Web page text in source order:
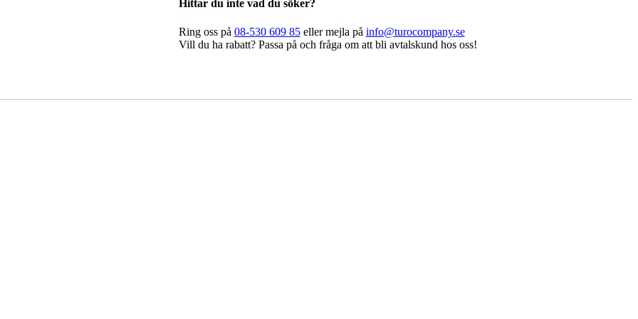
Hittar du inte vad du söker?
Ring oss på 08-530 609 85eller mejla på info@turocompany.se
Vill du ha rabatt? Passa på och fråga om att bli avtalskund hos oss!